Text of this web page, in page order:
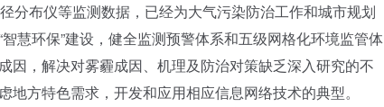
分布仪等监测数据，已经为大气污染防治工作和城市规划
慧环保”建设，健全监测预警体系和五级网格化环境监管体
因，解决对雾霾成因、机理及防治对策缺乏深入研究的不
方特色需求，开发和应用相应信息网络技术的典型。